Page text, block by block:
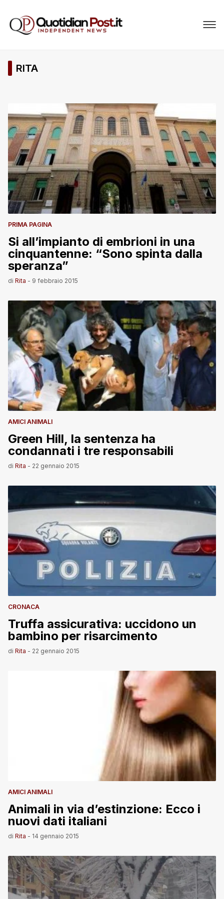
RITA
PRIMA PAGINA
Si all’impianto di embrioni in una
cinquantenne: “Sono spinta dalla
speranza”
di Rita - 9 febbraio 2015
AMICI ANIMALI
Green Hill, la sentenza ha
condannati i tre responsabili
di Rita - 22 gennaio 2015
CRONACA
Truffa assicurativa: uccidono un
bambino per risarcimento
di Rita - 22 gennaio 2015
AMICI ANIMALI
Animali in via d’estinzione: Ecco i
nuovi dati italiani
di Rita - 14 gennaio 2015